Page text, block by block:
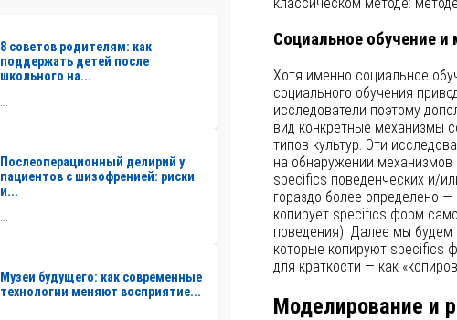
8 советов родителям: как
поддержать детей после
школьного на...
...
Послеоперационный делирий у
пациентов с шизофренией: риски
и...
Музеи будущего: как современные
технологии меняют восприятие...
Социальное обучение
Хотя именно социальное
социального обучения
исследователи поэтому
вид конкретные механизмы
типов культур. Эти
на обнаружении механизмов
specifics поведенческих и/
гораздо более определено
копирует specifics форм
поведения). Далее мы будем
которые копируют specifics
для краткости — как
Моделирование и